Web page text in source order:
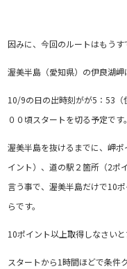
因みに、今回のルートはもうす
渥美半島（愛知県）の伊良湖岬
10/9の日の出時刻がが5：53（
００頃スタートを切る予定です。
渥美半島を抜けるまでに、岬
イント）、道の駅２箇所（2ポ
言う事で、渥美半島だけで10
らです。
10ポイント以上取得しなさいと
スタートから1時間ほどで条件